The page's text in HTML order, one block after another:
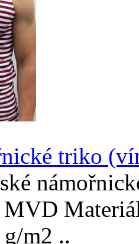
triko
MVD
m2 ..